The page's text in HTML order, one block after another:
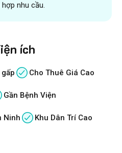
nhu cầu.
ích
Cho Thuê Giá Cao
Gần Bệnh Viện
Ninh Khu Dân Trí Cao